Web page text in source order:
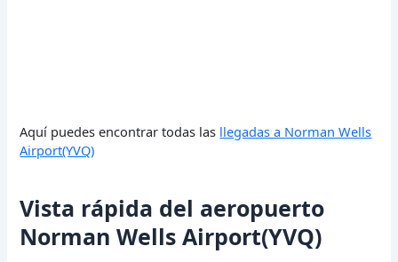
Aquí puedes encontrar todas las llegadas a Norman Wells
Airport(YVQ)
Vista rápida del aeropuerto
Norman Wells Airport(YVQ)